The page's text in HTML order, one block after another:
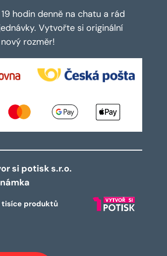
hodin denně na chatu a rád
Vytvořte si originální
rozměr!
si potisk s.r.o.
tisíce produktů